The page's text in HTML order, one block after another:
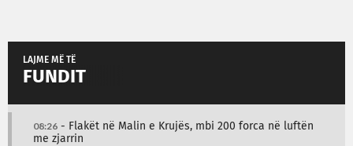
LAJME MË TË
FUNDIT
08:26 - Flakët në Malin e Krujës, mbi 200 forca në luftën
me zjarrin